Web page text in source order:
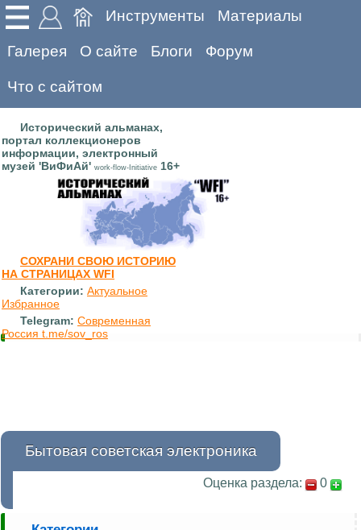
Инструменты Материалы
Галерея О сайте Блоги Форум
Что с сайтом
Исторический альманах,
портал коллекционеров
информации, электронный
музей 'ВиФиАй' work-flow-Initiative 16+
СОХРАНИ СВОЮ ИСТОРИЮ
НА СТРАНИЦАХ WFI
Категории: Актуальное
Избранное
Telegram: Современная
Россия t.me/sov_ros
Бытовая советская электроника
Оценка раздела: 0